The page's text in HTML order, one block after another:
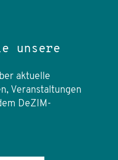
unsere
aktuelle
Veranstaltungen
DeZIM-